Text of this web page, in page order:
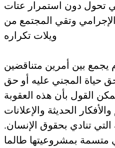
تحول دون استمرار عتات
وتقي المجتمع من
ويلات تكراره
بين أمرين متناقضين
حياة المجني عليه أو حق
القول بأن هذه العقوبة
الحديثة والإعلانات
تنادي بحقوق الإنسان.
بمشروعيتها طالما